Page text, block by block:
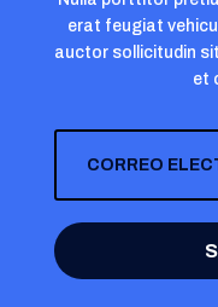
erat feugiat
auctor sollicitudin
et